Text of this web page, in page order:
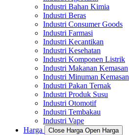
Industri Bahan Kimia
Industri Beras
Industri Consumer Goods
Industri Farmasi
Industri Kecantikan
Industri Kesehatan
Industri Komponen Listrik
Industri Makanan Kemasan
Industri Minuman Kemasan
Industri Pakan Ternak
Industri Produk Susu
Industri Otomotif
Industri Tembakau
Industri Vape
Harga
Close Harga Open Harga